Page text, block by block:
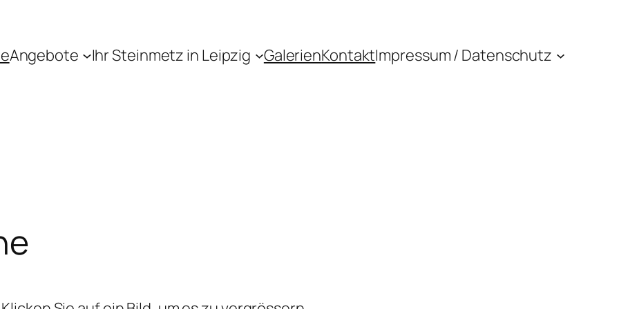
Angebote Ihr Steinmetz in Leipzig GalerienKontaktImpressum / Datenschutz